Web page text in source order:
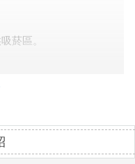
菸區。
發現必報警處理，絕不寬